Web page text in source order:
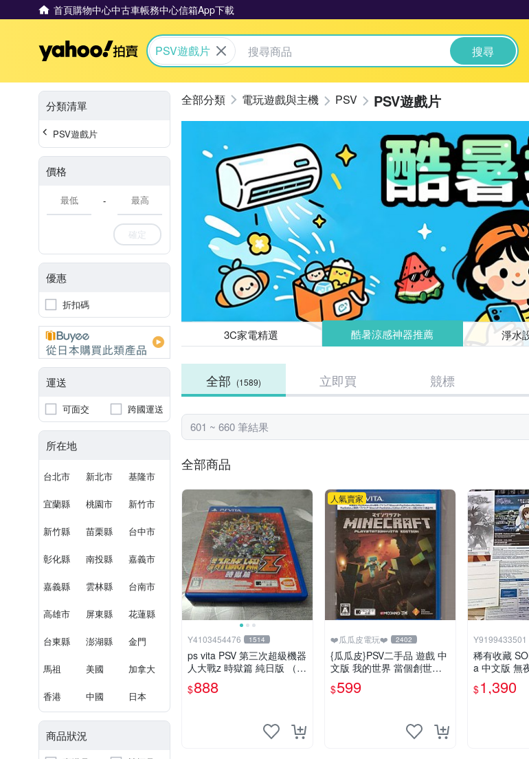
首頁購物中心中古車帳務中心信箱App下載
Yahoo拍賣
PSV遊戲片 搜尋
分類清單
PSV遊戲片
價格
-
確定
優惠
折扣碼
運送
可面交 跨國運送
所在地
台北市 新北市 基隆市
宜蘭縣 桃園市 新竹市
新竹縣 苗栗縣 台中市
彰化縣 南投縣 嘉義市
嘉義縣 雲林縣 台南市
高雄市 屏東縣 花蓮縣
台東縣 澎湖縣 金門
馬祖 美國 加拿大
香港 中國 日本
商品狀況
電玩遊戲與主機 PSV PSV遊戲片
3C家電精選 酷暑涼感神器推薦 淨水
全部 (1589) 立即買 競標
601 ~ 660 筆結果
全部商品
Y4103454476 1514
ps vita PSV 第三次超級機器
人大戰z 時獄篇 純日版 （編
號8）
$888
人氣賣家
❤️瓜瓜皮電玩❤️ 2402
{瓜瓜皮}PSV二手品 遊戲 中
文版 我的世界 當個創世神
Minecraft 麥塊(遊戲都有回
收)
$599
Y9199433501
稀有收藏
a 中文版 無
配件回函卡齊
$1,390